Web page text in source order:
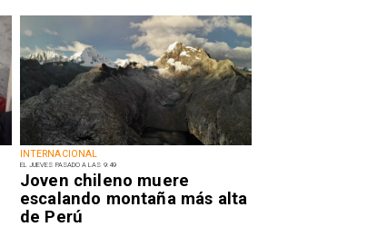
INTERNACIONAL
EL JUEVES PASADO A LAS 9:49
Joven chileno muere
escalando montaña más alta
de Perú